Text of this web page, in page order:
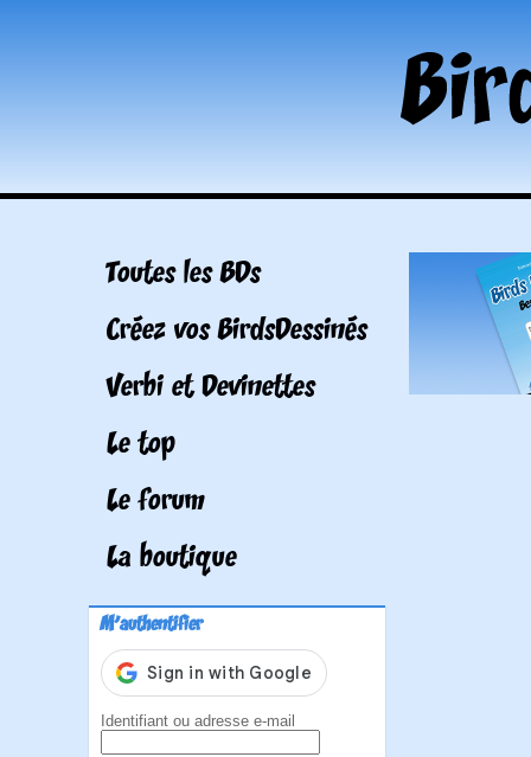
Toutes les BDs
Créez vos BirdsDessinés
Verbi et Devinettes
Le top
Le forum
La boutique
M'authentifier
Identifiant ou adresse e-mail